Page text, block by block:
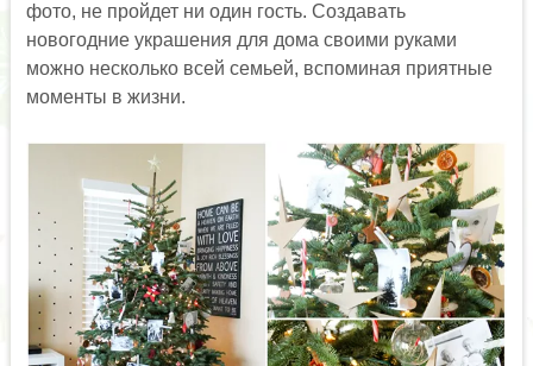
фото, не пройдет ни один гость. Создавать
новогодние украшения для дома своими руками
можно несколько всей семьей, вспоминая приятные
моменты в жизни.